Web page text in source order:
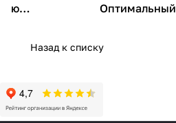
ю
Fubag
Оптимальный
Назад к списку